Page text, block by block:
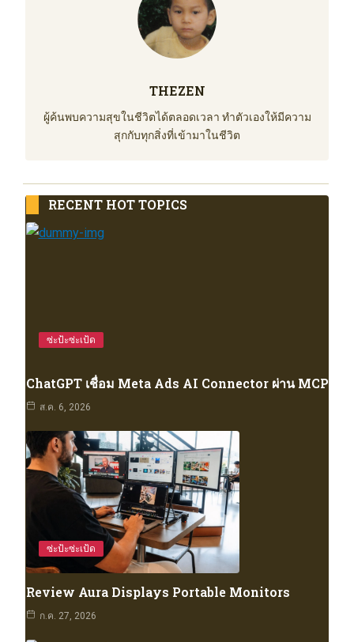
THEZEN
ผู้ค้นพบความสุขในชีวิตได้ตลอดเวลา ทำตัวเองให้มีความ
สุกกับทุกสิ่งที่เข้ามาในชีวิต
RECENT HOT TOPICS
ซ่ะป้ะซ่ะเป้ด
ChatGPT เชื่อม Meta Ads AI Connector ผ่าน MCP
ส.ค. 6, 2026
ซ่ะป้ะซ่ะเป้ด
Review Aura Displays Portable Monitors
ก.ค. 27, 2026